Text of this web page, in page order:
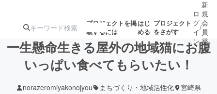
プロジェクトを掲
載するには
はじ
める
プロジェクト
をさがす
ジェクト
ターン
ジェクト
募集終了が近いプ
ロジェクト
もうすぐ公開
されます
ロ
グ
イ
ン
/
新
規
会
員
登
録
一生懸命生きる屋外の地域猫にお腹
いっぱい食べてもらいたい！
norazeromiyakonojyou まちづくり・地域活性化 宮崎県